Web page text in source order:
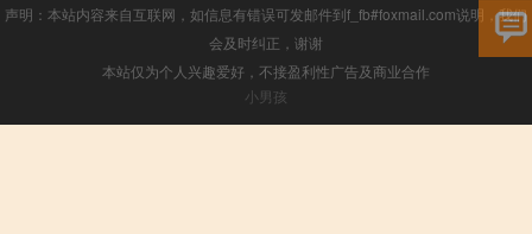
声明：本站内容来自互联网，如信息有错误可发邮件到f_fb#foxmail.com说明，我们
会及时纠正，谢谢
本站仅为个人兴趣爱好，不接盈利性广告及商业合作
小男孩